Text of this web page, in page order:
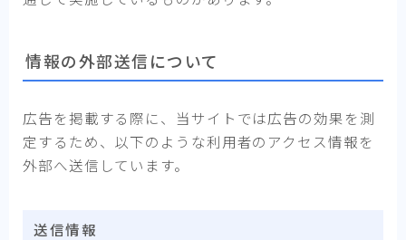
情報の外部送信について
広告を掲載する際に、当サイトでは広告の効果を測
定するため、以下のような利用者のアクセス情報を
外部へ送信しています。
送信情報